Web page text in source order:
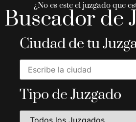
¿No es este el juzgado que
Buscador de
Ciudad de tu
Tipo de Juzgado